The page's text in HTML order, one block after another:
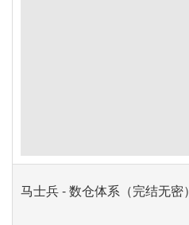
马士兵 - 数仓体系（完结无密）